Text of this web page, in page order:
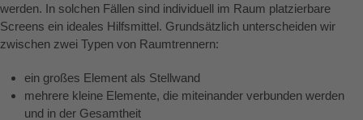
werden. In solchen Fällen sind individuell im Raum platzierbare
Screens ein ideales Hilfsmittel. Grundsätzlich unterscheiden wir
zwischen zwei Typen von Raumtrennern:
ein großes Element als Stellwand
mehrere kleine Elemente, die miteinander verbunden werden
und in der Gesamtheit